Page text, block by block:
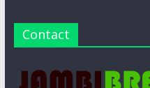
Contact